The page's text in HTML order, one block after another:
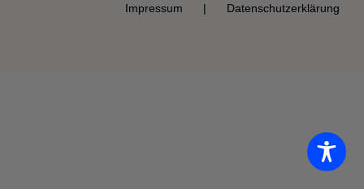
Impressum Datenschutzerklärung